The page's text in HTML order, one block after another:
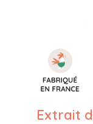
Extrait